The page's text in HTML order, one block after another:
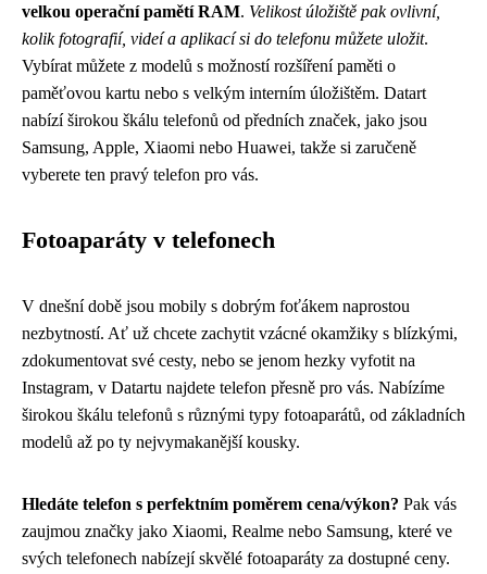
velkou operační pamětí RAM. Velikost úložiště pak ovlivní,
kolik fotografií, videí a aplikací si do telefonu můžete uložit.
Vybírat můžete z modelů s možností rozšíření paměti o
paměťovou kartu nebo s velkým interním úložištěm. Datart
nabízí širokou škálu telefonů od předních značek, jako jsou
Samsung, Apple, Xiaomi nebo Huawei, takže si zaručeně
vyberete ten pravý telefon pro vás.
Fotoaparáty v telefonech
V dnešní době jsou mobily s dobrým foťákem naprostou
nezbytností. Ať už chcete zachytit vzácné okamžiky s blízkými,
zdokumentovat své cesty, nebo se jenom hezky vyfotit na
Instagram, v Datartu najdete telefon přesně pro vás. Nabízíme
širokou škálu telefonů s různými typy fotoaparátů, od základních
modelů až po ty nejvymakanější kousky.
Hledáte telefon s perfektním poměrem cena/výkon? Pak vás
zaujmou značky jako Xiaomi, Realme nebo Samsung, které ve
svých telefonech nabízejí skvělé fotoaparáty za dostupné ceny.